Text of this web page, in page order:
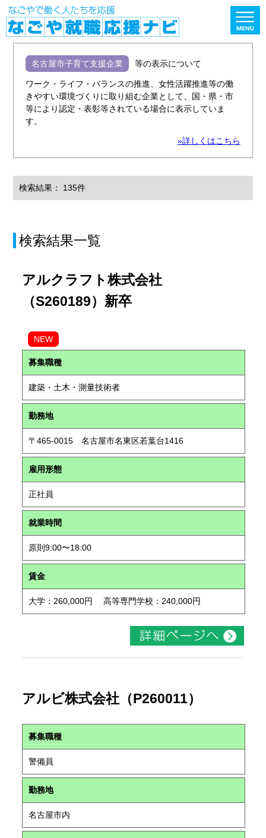
名古屋市子育て支援企業 等の表示について
ワーク・ライフ・バランスの推進、女性活躍推進等の働
きやすい環境づくりに取り組む企業として、国・県・市
等により認定・表彰等されている場合に表示していま
す。
»詳しくはこちら
検索結果： 135件
検索結果一覧
アルクラフト株式会社
（S260189）新卒
NEW
募集職種
建築・土木・測量技術者
勤務地
〒465-0015 名古屋市名東区若葉台1416
雇用形態
正社員
就業時間
原則9:00〜18:00
賃金
大学：260,000円 高等専門学校：240,000円
アルビ株式会社（P260011）
募集職種
警備員
勤務地
名古屋市内